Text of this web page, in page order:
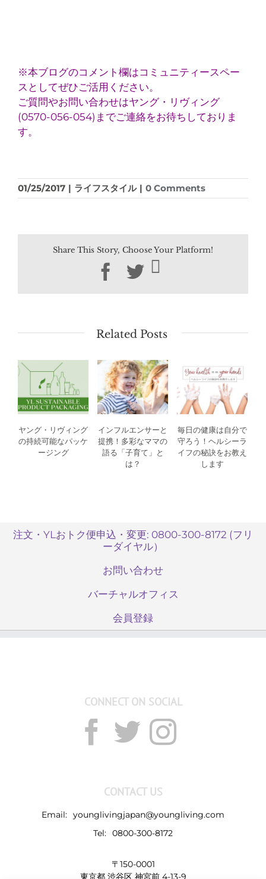
※本ブログのコメント欄はコミュニティースペー
スとしてぜひご活用ください。
ご質問やお問い合わせはヤング・リヴィング
(0570-056-054)までご連絡をお待ちしておりま
す。
01/25/2017 | ライフスタイル | 0 Comments
Share This Story, Choose Your Platform!
Facebook
Twitter
Related Posts
ヤング・リヴィング
の持続可能なパッケ
ージング
インフルエンサーと
提携！多彩なママの
語る「子育て」と
は？
毎日の健康は自分で
守ろう！ヘルシーラ
イフの秘訣をお教え
します
注文・YLおトク便申込・変更: 0800-300-8172 (フリ
ーダイヤル）
お問い合わせ
バーチャルオフィス
会員登録
CONNECT ON SOCIAL
CONTACT US
Email: younglivingjapan@youngliving.com
Tel: 0800-300-8172
〒150-0001
東京都 渋谷区 神宮前 4-13-9